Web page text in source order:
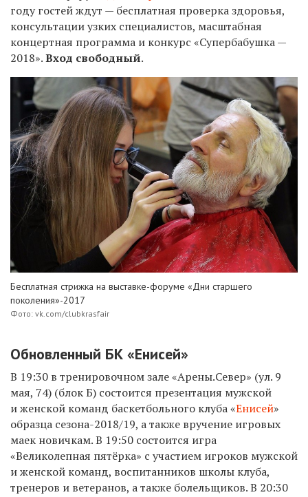
году гостей ждут — бесплатная проверка здоровья,
консультации узких специалистов, масштабная
концертная программа и конкурс «Супербабушка —
2018».Вход свободный.
Бесплатная стрижка на выставке-форуме «Дни старшего
поколения»-2017
Фото: vk.com/clubkrasfair
Обновленный БК «Енисей»
В 19:30 в тренировочном зале «Арены.Север» (ул. 9
мая, 74) (блок Б) состоится презентация мужской
и женской команд баскетбольного клуба «Енисей»
образца сезона-2018/19, а также вручение игровых
маек новичкам. В 19:50 состоится игра
«Великолепная пятёрка» с участием игроков мужской
и женской команд, воспитанников школы клуба,
тренеров и ветеранов, а также болельщиков. В 20:30